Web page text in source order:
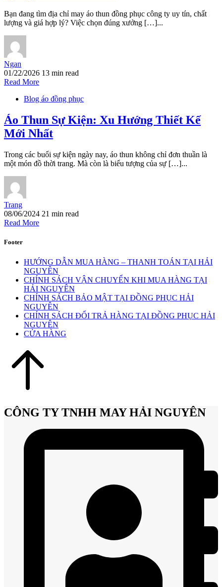
Bạn đang tìm địa chỉ may áo thun đồng phục công ty uy tín, chất
lượng và giá hợp lý? Việc chọn đúng xưởng […]...
Ngan
01/22/2026 13 min read
Read More
Blog áo đồng phục
Áo Thun Sự Kiện: Xu Hướng Thiết Kế
Mới Nhất
Trong các buổi sự kiện ngày nay, áo thun không chỉ đơn thuần là
một món đồ thời trang. Mà còn là biểu tượng của sự […]...
Trang
08/06/2024 21 min read
Read More
Footer
HƯỚNG DẪN MUA HÀNG – THANH TOÁN TẠI HẢI
NGUYÊN
CHÍNH SÁCH VẬN CHUYỂN KHI MUA HÀNG TẠI
HẢI NGUYÊN
CHÍNH SÁCH BẢO MẬT TẠI ĐỒNG PHỤC HẢI
NGUYÊN
CHÍNH SÁCH ĐỔI TRẢ HÀNG TẠI ĐỒNG PHỤC HẢI
NGUYÊN
CỬA HÀNG
CÔNG TY TNHH MAY HẢI NGUYÊN